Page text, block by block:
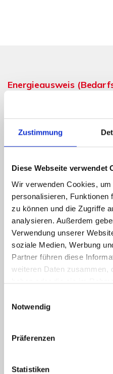
Zustimmung
Diese Webseite verwendet
Wir verwenden Cookies,
personalisieren, Funktionen
zu können und die Zugriffe
analysieren. Außerdem
Verwendung unserer
soziale Medien, Werbung
Partner führen diese
weiteren Daten zusammen,
haben oder die sie im
Notwendig
Präferenzen
Statistiken
Energieausweis
195,80 kWh /
Weitere Informationen
Wesentlicher Energieträger
Energieausweis Ausstelldatum
Energieausweis gültig bis
Energieausweis Jahrgang
Energieausweis Gebäudeart
Befeuerung